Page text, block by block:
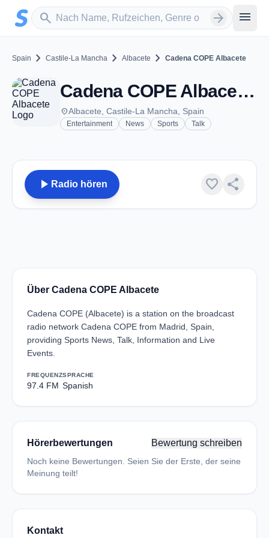
Zum Hauptinhalt springen
search
Sender suchen arrow_forward menu
Spain chevron_right Castile-La Mancha chevron_right Albacete chevron_right Cadena COPE Albacete
Cadena COPE Albacete - FM 97.4 - Albacete
placeAlbacete, Castile-La Mancha, Spain
Entertainment News Sports Talk
play_arrow Radio hören favorite share
Über Cadena COPE Albacete
Cadena COPE (Albacete) is a station on the broadcast
radio network Cadena COPE from Madrid, Spain,
providing Sports News, Talk, Information and Live
Events.
FREQUENZ
97.4 FM
SPRACHE
Spanish
Hörerbewertungen Bewertung schreiben
Noch keine Bewertungen. Seien Sie der Erste, der seine
Meinung teilt!
Kontakt